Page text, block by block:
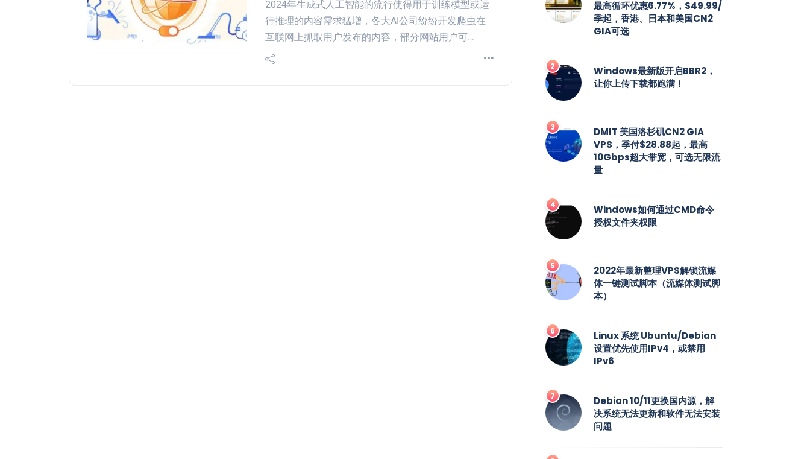
2024年生成式人工智能的流行使得用于训练模型或运
行推理的内容需求猛增，各大AI公司纷纷开发爬虫在
互联网上抓取用户发布的内容，部分网站用户可…
最高循环优惠6.77%，$49.99/
季起，香港、日本和美国CN2
GIA可选
Windows最新版开启BBR2，
让你上传下载都跑满！
DMIT 美国洛杉矶CN2 GIA
VPS，季付$28.88起，最高
10Gbps超大带宽，可选无限流
量
Windows如何通过CMD命令
授权文件夹权限
2022年最新整理VPS解锁流媒
体一键测试脚本（流媒体测试脚
本）
Linux 系统 Ubuntu/Debian
设置优先使用IPv4，或禁用
IPv6
Debian 10/11更换国内源，解
决系统无法更新和软件无法安装
问题